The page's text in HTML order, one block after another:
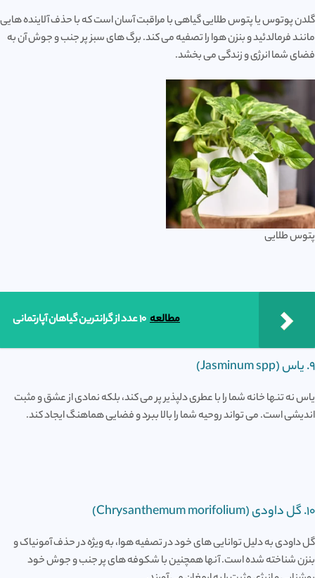
گلدن پوتوس یا پتوس طلایی گیاهی با مراقبت آسان است که با حذف آلاینده هایی
مانند فرمالدئید و بنزن هوا را تصفیه می کند. برگ های سبز پر جنب و جوش آن به
فضای شما انرژی و زندگی می بخشد.
پتوس طلایی
مطالعه 10 عدد از گرانترین گیاهان آپارتمانی
9. یاس (Jasminum spp)
یاس نه تنها خانه شما را با عطری دلپذیر پر می کند، بلکه نمادی از عشق و مثبت
اندیشی است. می تواند روحیه شما را بالا ببرد و فضایی هماهنگ ایجاد کند.
10. گل داودی (Chrysanthemum morifolium)
گل داودی به دلیل توانایی های خود در تصفیه هوا، به ویژه در حذف آمونیاک و
بنزن شناخته شده است. آنها همچنین با شکوفه های پر جنب و جوش خود